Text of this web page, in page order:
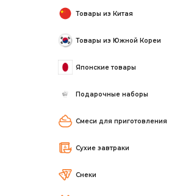
Товары из Китая
Товары из Южной Кореи
Японские товары
Подарочные наборы
Смеси для приготовления
Сухие завтраки
Снеки